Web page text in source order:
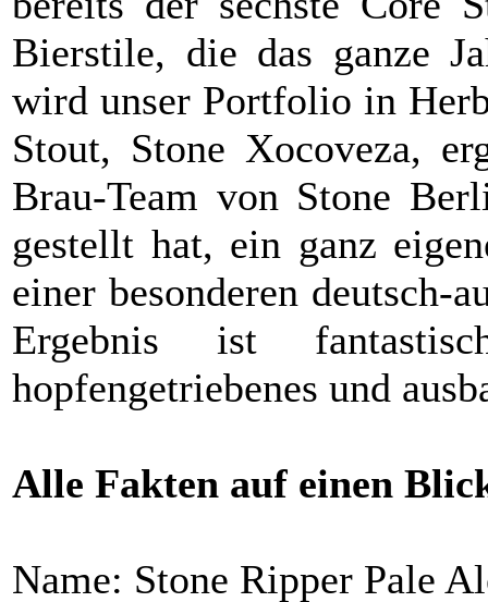
Bierstile, die das ganze
wird unser Portfolio in
Stout, Stone Xocoveza,
Brau-Team von Stone
gestellt hat, ein ganz
einer besonderen deutsch-
Ergebnis ist
hopfengetriebenes und
Alle Fakten auf einen
Name: Stone Ripper Pale